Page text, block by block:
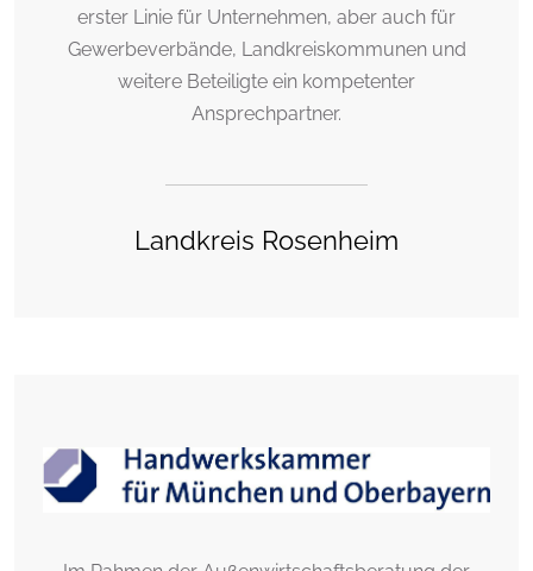
erster Linie für Unternehmen, aber auch für
Gewerbeverbände, Landkreiskommunen und
weitere Beteiligte ein kompetenter
Ansprechpartner.
Landkreis Rosenheim